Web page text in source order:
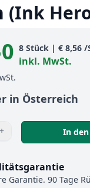
(Ink
8 Stück| € 8,56 /
inkl. MwSt.
in Österreich
die Tasten, um
+ In
Garantie. 90 Tage